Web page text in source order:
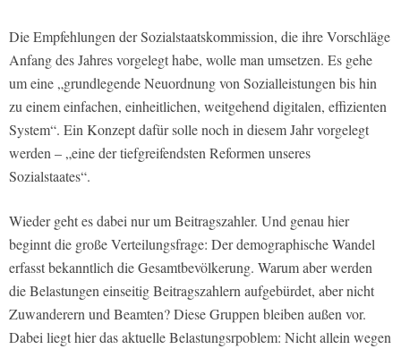
Die Empfehlungen der Sozialstaatskommission, die ihre Vorschläge
Anfang des Jahres vorgelegt habe, wolle man umsetzen. Es gehe
um eine „grundlegende Neuordnung von Sozialleistungen bis hin
zu einem einfachen, einheitlichen, weitgehend digitalen, effizienten
System“. Ein Konzept dafür solle noch in diesem Jahr vorgelegt
werden – „eine der tiefgreifendsten Reformen unseres
Sozialstaates“.
Wieder geht es dabei nur um Beitragszahler. Und genau hier
beginnt die große Verteilungsfrage: Der demographische Wandel
erfasst bekanntlich die Gesamtbevölkerung. Warum aber werden
die Belastungen einseitig Beitragszahlern aufgebürdet, aber nicht
Zuwanderern und Beamten? Diese Gruppen bleiben außen vor.
Dabei liegt hier das aktuelle Belastungsrpoblem: Nicht allein wegen